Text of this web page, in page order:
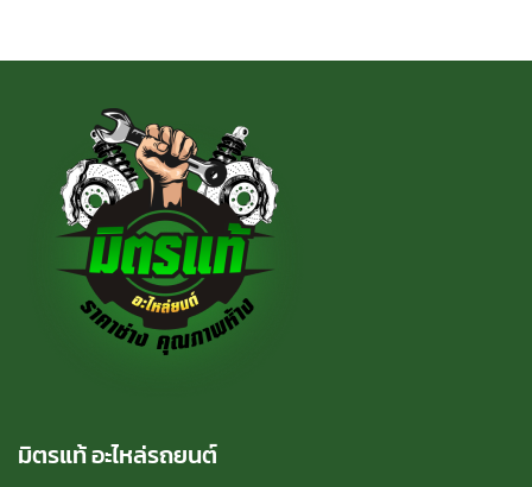
มิตรแท้ อะไหล่รถยนต์